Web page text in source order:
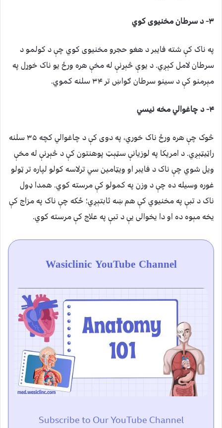
۳- د سرطان مخنیوی کوي
په ناک کې شته فایبر د هغو حجرو مخنیوی کوي چې د کولمو د
سرطان لامل کېږي. د یوې څېړنې له مخې هره ورځ یو ناک خوړل په
مېرمنو کې د سینو سرطان ګواښ تر ۳۴ سلنه کموي.
۴- د چاغوالي مخه نیسي
څوک چې هره ورځ ناک خوري، په دوی کې د چاغوالي کچه ۳۵ سلنه
راټيټېږي. د امریکا په لوزیانې سټېټ پوهنتون کې د څېړنې له مخې
ویل شوي چې ناک د فایبر او ویټامین سي ترلاسه کولو لپاره تر ټولو
غوره وسیله ده چې د وزن په کمولو کې مرسته کوي. همدا ډول
ناک د تبې په مخنیوي کې هم ښه ثابتېږي؛ ځکه چې ناک په مزاج کې
یخه مېوه ده او دا یخوالی یې د تبې په علاج کې مرسته کوي.
Wasiclinic YouTube Channel
Subscribe to Our YouTube Channel